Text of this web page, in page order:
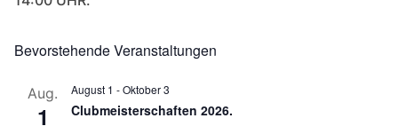
Bevorstehende Veranstaltungen
Aug.
1
August 1 -Oktober 3
Clubmeisterschaften 2026.